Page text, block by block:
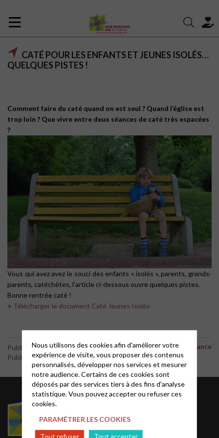
CATÉ POUR LES ENFANTS ET JEUNES ISOLÉS…
QUELQUES PISTES !
Comment faire du caté quand on est seul ? Quand l’église est
trop loin ? Que vivre entre deux séances de caté très espacées
?
Vous qui avez avez le souci des enfants « isolés », parents, grands-
parents, catéchètes, l’article ci-dessous ouvre quelques pistes.
Bonne rentrée caté !
> Télécharger le document Caté Jeunes Isolés
Publié le 29 août 2019
Publié par le webmaster
Caté en ligne et à distance
Acteurs EPUdF
Le site National
Liste des régions
Nous utilisons des cookies afin d'améliorer votre
expérience de visite, vous proposer des contenus
personnalisés, développer nos services et mesurer
notre audience. Certains de ces cookies sont
déposés par des services tiers à des fins d'analyse
statistique. Vous pouvez accepter ou refuser ces
cookies.
PARAMÉTRER LES COOKIES
Tout refuser
Tout accepter